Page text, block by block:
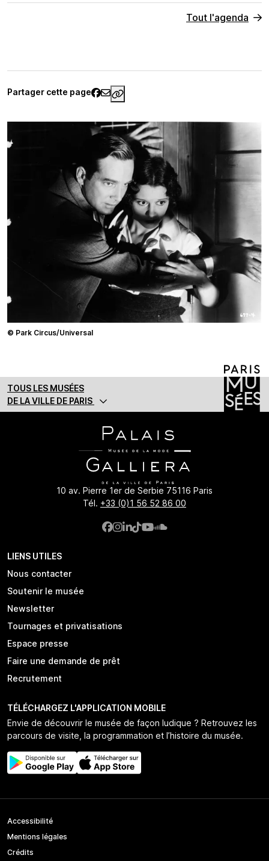
Tout l'agenda
Partager cette page https://
© Park Circus/Universal
TOUS LES MUSÉES
DE LA VILLE DE PARIS
10 av. Pierre 1er de Serbie 75116 Paris
Tél. +33 (0)1 56 52 86 00
LIENS UTILES
Nous contacter
Soutenir le musée
Newsletter
Tournages et privatisations
Espace presse
Faire une demande de prêt
Recrutement
TÉLÉCHARGEZ L'APPLICATION MOBILE
Envie de découvrir le musée de façon ludique ? Retrouvez les
parcours de visite, la programmation et l’histoire du musée.
Accessibilité
Mentions légales
Crédits